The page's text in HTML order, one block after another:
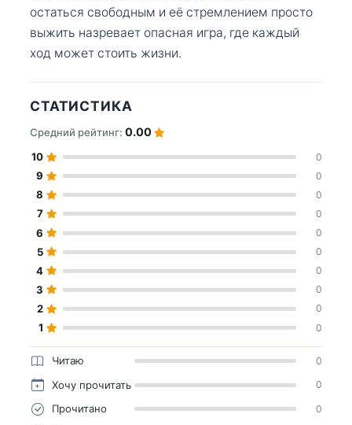
остаться свободным и её стремлением просто
выжить назревает опасная игра, где каждый
ход может стоить жизни.
СТАТИСТИКА
Средний рейтинг: 0.00
10 0
9 0
8 0
7 0
6 0
5 0
4 0
3 0
2 0
1 0
Читаю 0
Хочу прочитать 0
Прочитано 0